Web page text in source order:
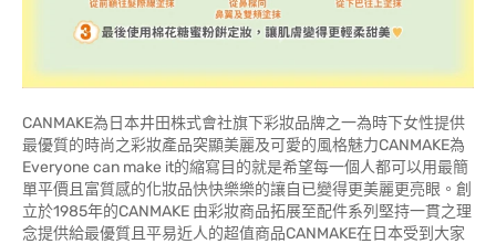
CANMAKE為日本井田株式會社旗下彩妝品牌之一為時下女性提供
最優質的時尚之彩妝產品突顯美麗及可愛的風格魅力CANMAKE為
Everyone can make it的縮寫目的就是希望每一個人都可以用最簡
單平價且富質感的化妝品快快樂樂的讓自已變得更美麗更亮眼。創
立於1985年的CANMAKE 由彩妝商品拓展至配件系列堅持一貫之理
念提供給最優質且平易近人的超值商品CANMAKE在日本受到大家